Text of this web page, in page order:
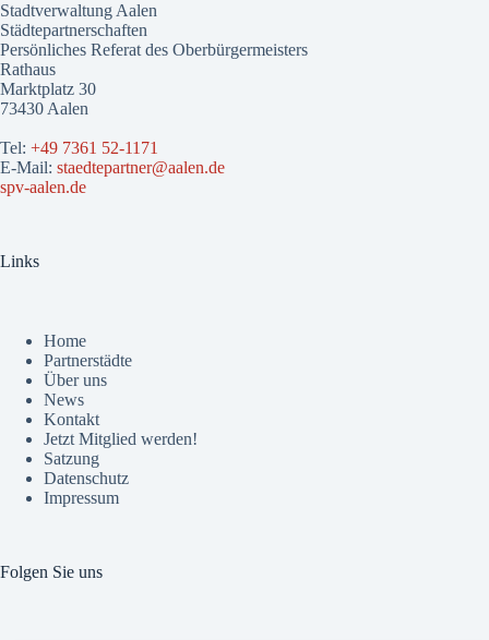
Stadtverwaltung Aalen
Städtepartnerschaften
Persönliches Referat des Oberbürgermeisters
Rathaus
Marktplatz 30
73430 Aalen
Tel: +49 7361 52-1171
E-Mail: staedtepartner@aalen.de
spv-aalen.de
Links
Home
Partnerstädte
Über uns
News
Kontakt
Jetzt Mitglied werden!
Satzung
Datenschutz
Impressum
Folgen Sie uns